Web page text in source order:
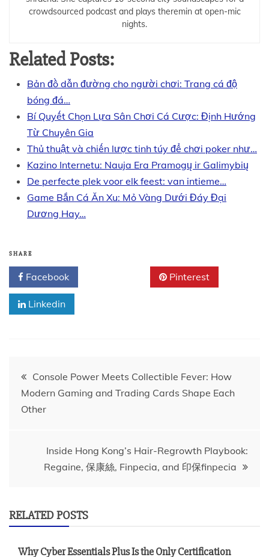
crowdsourced podcast and plays theremin at open-mic
nights.
Related Posts:
Bản đồ dẫn đường cho người chơi: Trang cá độ
bóng đá…
Bí Quyết Chọn Lựa Sân Chơi Cá Cược: Định Hướng
Từ Chuyên Gia
Thủ thuật và chiến lược tinh túy để chơi poker như…
Kazino Internetu: Nauja Era Pramogų ir Galimybių
De perfecte plek voor elk feest: van intieme…
Game Bắn Cá Ăn Xu: Mỏ Vàng Dưới Đáy Đại
Dương Hay…
SHARE
Facebook Pinterest
Linkedin
Post
navigation
Console Power Meets Collectible Fever: How
Modern Gaming and Trading Cards Shape Each
Other
Inside Hong Kong’s Hair-Regrowth Playbook:
Regaine, 保康絲, Finpecia, and 印保finpecia
RELATED POSTS
Why Cyber Essentials Plus Is the Only Certification